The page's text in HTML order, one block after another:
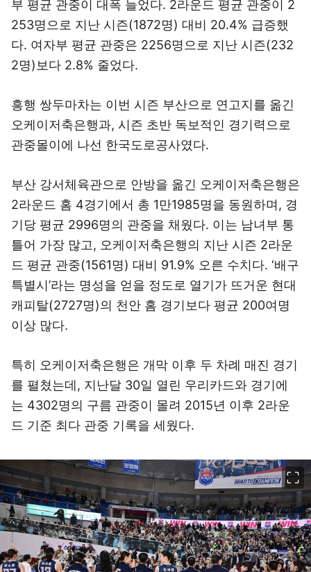
부 평균 관중이 대폭 늘었다. 2라운드 평균 관중이 2
253명으로 지난 시즌(1872명) 대비 20.4% 급증했
다. 여자부 평균 관중은 2256명으로 지난 시즌(232
2명)보다 2.8% 줄었다.
흥행 쌍두마차는 이번 시즌 부산으로 연고지를 옮긴
오케이저축은행과, 시즌 초반 독보적인 경기력으로
관중몰이에 나선 한국도로공사였다.
부산 강서체육관으로 안방을 옮긴 오케이저축은행은
2라운드 홈 4경기에서 총 1만1985명을 동원하며, 경
기당 평균 2996명의 관중을 채웠다. 이는 남녀부 통
틀어 가장 많고, 오케이저축은행의 지난 시즌 2라운
드 평균 관중(1561명) 대비 91.9% 오른 수치다. ‘배구
특별시’라는 명성을 얻을 정도로 열기가 뜨거운 현대
캐피탈(2727명)의 천안 홈 경기보다 평균 200여명
이상 많다.
특히 오케이저축은행은 개막 이후 두 차례 매진 경기
를 펼쳤는데, 지난달 30일 열린 우리카드와 경기에
는 4302명의 구름 관중이 몰려 2015년 이후 2라운
드 기준 최다 관중 기록을 세웠다.